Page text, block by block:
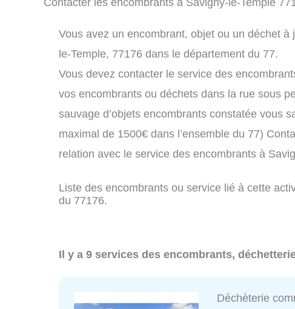
Contacter les encombrants à Savigny-le-Temple
Vous avez un encombrant, objet ou un déchet à
le-Temple, 77176 dans le département du 77.
Vous devez contacter le service des
vos encombrants ou déchets dans la rue sous
sauvage d’objets encombrants constatée vous
maximal de 1500€ dans l’ensemble du 77)
relation avec le service des encombrants à
Liste des encombrants ou service lié à cette
du 77176.
Il y a 9 services des encombrants,
Déchèterie